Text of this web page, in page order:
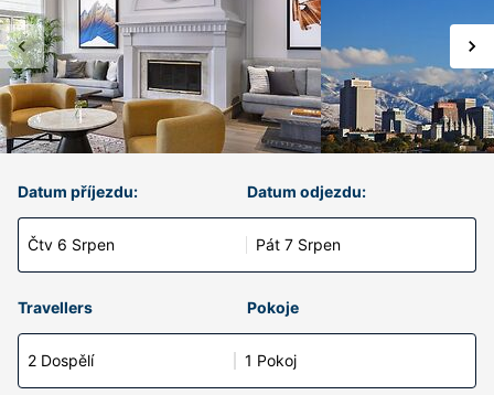
Datum příjezdu:
Čtv 6 Srpen
Datum odjezdu:
Pát 7 Srpen
Travellers Pokoje
2 Dospělí 1 Pokoj